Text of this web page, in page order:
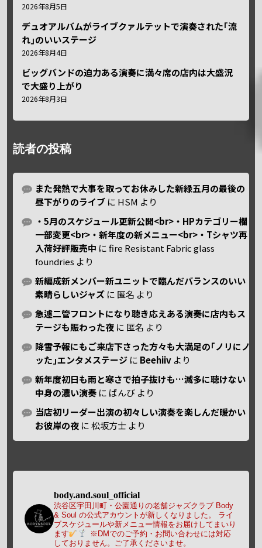
2026年8月5日
デュオアルバムがライブクァルテットで演奏された｢流
れ｣のいいステージ
2026年8月4日
ビッグバンドの迫力ある演奏に満々席の店内は大盛況
で大盛り上がり
2026年8月3日
読者の投稿
また発熱で大事を取ってお休みした新緑五月の最後の
昼下がりのライブ に HSM より
・5月のスケジュール更新公開<br>・HPカテゴリー欄
一部変更<br>・新年度の新メニュー<br>・Tシャツ再
入荷好評販売中 にfire Resistant Fabric glass
foundries より
新編成新メンバー新ユニットで臨んだバランスのいい
素晴らしいジャズ に 匿名 より
急遽二管フロントになり聴き応えある演奏に店内もス
テージも賑わった夜 に 匿名 より
降雪予報にもご来店下さった方々も大満足の｢ノリにノ
ッた｣エンタメステージ に Beehiiv より
新年度初日も雨と寒さで拍子抜けも…滅多に聴けない
中身の濃い演奏 に ばんび より
当店初リーダー出演の初々しい演奏を楽しんだ暖かい
お彼岸の夜 に松坂方士 より
body.and.soul_official
渋谷区宇田川町・公園通りの老舗ジャズクラブ Body
& Soul の公式アカウントが新しくなりました。
ライ
ブスケジュールや新メニュー情報をお届けしてまいり
ます
※DMでのご予約・お問い合わせには対応
しておりません。ご了承くださいませ。